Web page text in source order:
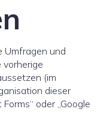
Umfragen und
(im
dieser
oder „Google